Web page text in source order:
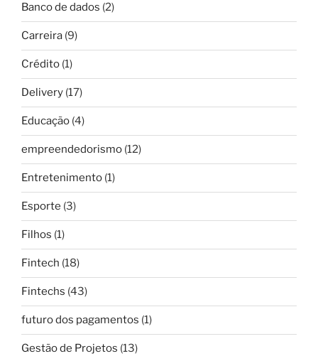
Banco de dados (2)
Carreira (9)
Crédito (1)
Delivery (17)
Educação (4)
empreendedorismo (12)
Entretenimento (1)
Esporte (3)
Filhos (1)
Fintech (18)
Fintechs (43)
futuro dos pagamentos (1)
Gestão de Projetos (13)